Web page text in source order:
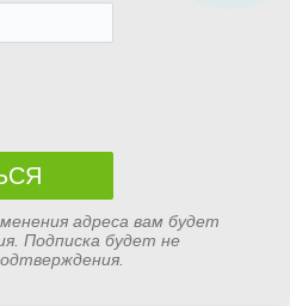
адреса вам будет
Подписка будет не